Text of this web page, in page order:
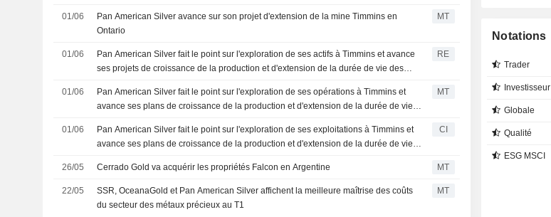
01/06
Pan American Silver avance sur son projet d'extension de la mine Timmins en
Ontario
MT
01/06
Pan American Silver fait le point sur l'exploration de ses actifs à Timmins et avance
ses projets de croissance de la production et d'extension de la durée de vie des
RE
01/06
Pan American Silver fait le point sur l'exploration de ses opérations à Timmins et
avance ses plans de croissance de la production et d'extension de la durée de vie
MT
01/06
Pan American Silver fait le point sur l'exploration de ses exploitations à Timmins et
avance ses plans de croissance de la production et d'extension de la durée de vie
CI
26/05 Cerrado Gold va acquérir les propriétés Falcon en Argentine MT
22/05
SSR, OceanaGold et Pan American Silver affichent la meilleure maîtrise des coûts
du secteur des métaux précieux au T1
MT
Notations
Trader
Investisseur
Globale
Qualité
ESG MSCI